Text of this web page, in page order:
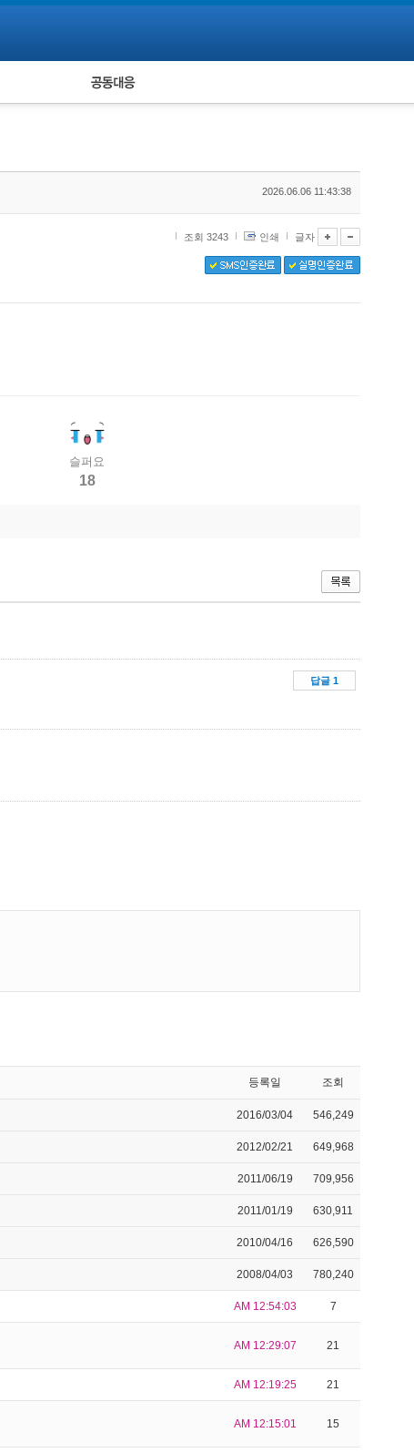
피해자 공동대응
2026.06.06 11:43:38
조회 3243 인쇄 글자
슬퍼요
18
등록일 조회
2016/03/04 546,249
2012/02/21 649,968
2011/06/19 709,956
2011/01/19 630,911
2010/04/16 626,590
2008/04/03 780,240
AM 12:54:03 7
AM 12:29:07 21
AM 12:19:25 21
AM 12:15:01 15